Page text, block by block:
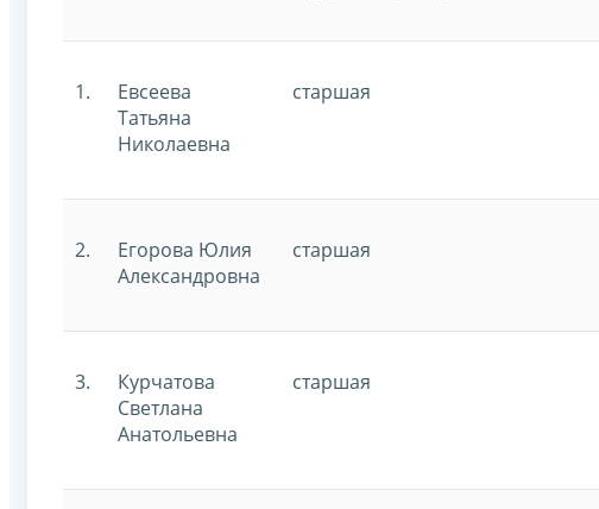
1.
Евсеева
Татьяна
Николаевна
старшая
2.
Егорова Юлия
Александровна
старшая
3.
Курчатова
Светлана
Анатольевна
старшая